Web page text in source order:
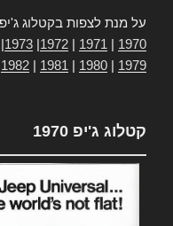
על מנת לצפות בקטלוג
1970
1971
1972
1973
1979
1980
1981
1982
קטלוג ג'יפ 1970